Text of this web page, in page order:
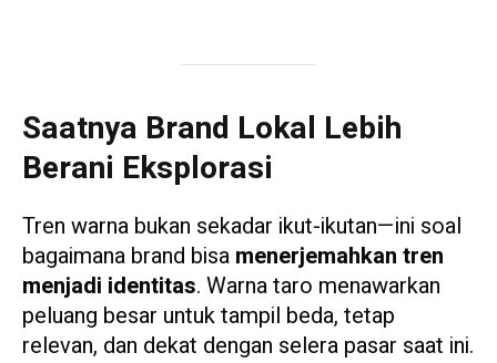
Saatnya Brand Lokal Lebih
Berani Eksplorasi
Tren warna bukan sekadar ikut-ikutan—ini soal
bagaimana brand bisa menerjemahkan tren
menjadi identitas. Warna taro menawarkan
peluang besar untuk tampil beda, tetap
relevan, dan dekat dengan selera pasar saat ini.